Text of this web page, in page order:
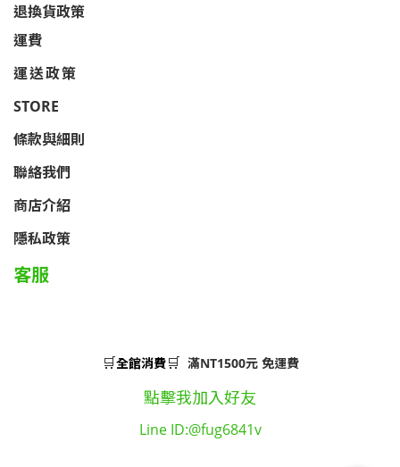
退換貨政策
運費
運送政策
STORE
條款與細則
聯絡我們
商店介紹
隱私政策
客服
🛒全館消費🛒 滿NT1500元 免運費
點擊我加入好友
Line ID:@fug6841v